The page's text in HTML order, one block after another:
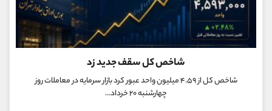
شاخص کل سقف جدید زد
شاخص کل از ۴.۵۹ میلیون واحد عبور کرد بازار سرمایه در معاملات روز
چهارشنبه ۲۰ خرداد...